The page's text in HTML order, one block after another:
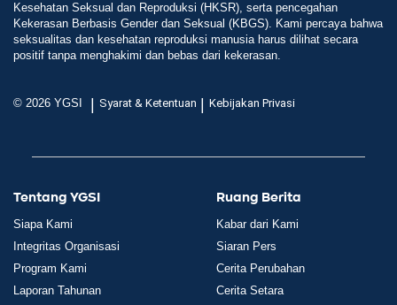
Kesehatan Seksual dan Reproduksi (HKSR), serta pencegahan
Kekerasan Berbasis Gender dan Seksual (KBGS). Kami percaya bahwa
seksualitas dan kesehatan reproduksi manusia harus dilihat secara
positif tanpa menghakimi dan bebas dari kekerasan.
© 2026 YGSI | Syarat & Ketentuan | Kebijakan Privasi
Tentang YGSI
Siapa Kami
Integritas Organisasi
Program Kami
Laporan Tahunan
Ruang Berita
Kabar dari Kami
Siaran Pers
Cerita Perubahan
Cerita Setara